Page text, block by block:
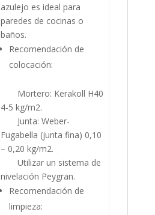
azulejo es ideal para
paredes de cocinas o
baños.
Recomendación de
colocación:
Mortero: Kerakoll H40
4-5 kg/m2.
Junta: Weber-
Fugabella (junta fina) 0,10
– 0,20 kg/m2.
Utilizar un sistema de
nivelación Peygran.
Recomendación de
limpieza: